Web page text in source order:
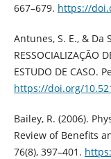
667–679. https://
Antunes, S. E., & Da
RESSOCIALIZAÇÃO
ESTUDO DE CASO.
https://doi.org/
Bailey, R. (2006).
Review of Benefits
76(8), 397–401.